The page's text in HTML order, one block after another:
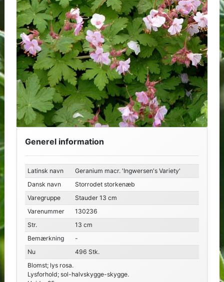
Generel information
Latinsk navn
Geranium macr. 'Ingwersen's Variety'
Dansk navn
Storrodet storkenæb
Varegruppe
Stauder 13 cm
Varenummer
130236
Str.
13 cm
Bemærkning
-
Nu
496 Stk.
Blomst; lys rosa.
Lysforhold; sol-halvskygge-skygge.